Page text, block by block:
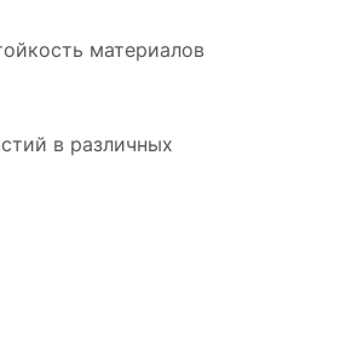
материалов
в различных